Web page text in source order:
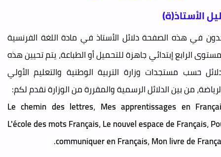
الأستاذ(ة)
في هذه الصفحة دلائل الأستاذ في مادة اللغة الفرنسية
الرابع إبتدائي جاهزة للتحميل أو الطباعة، يتم تحيين هذه
حسب مستجدات وزارة التربية الوطنية والتعليم الأولي
من بين الدلائل الرسمية والمقررة من الوزارة نقدم لكم:
Le chemin des lettres، Mes apprentissages en
L'école des mots Français،Le nouvel espace de Français،
communiquer en Français،Mon livre de
.